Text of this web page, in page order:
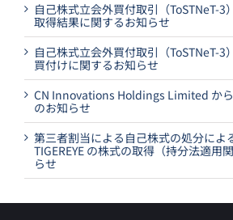
自己株式立会外買付取引（ToSTNeT-3
取得結果に関するお知らせ
自己株式立会外買付取引（ToSTNeT-3
買付けに関するお知らせ
CN Innovations Holdings Limited か
のお知らせ
第三者割当による自己株式の処分によ
TIGEREYE の株式の取得（持分法適用
らせ